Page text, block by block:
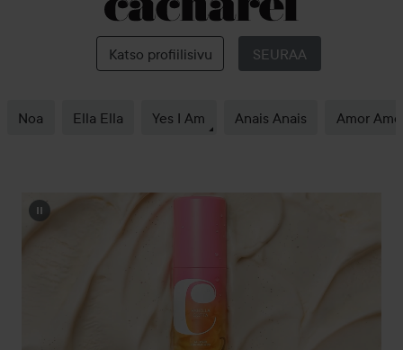
Cacharel
Katso profiilisivu SEURAA
Noa Ella Ella Yes I Am Anais Anais Amor